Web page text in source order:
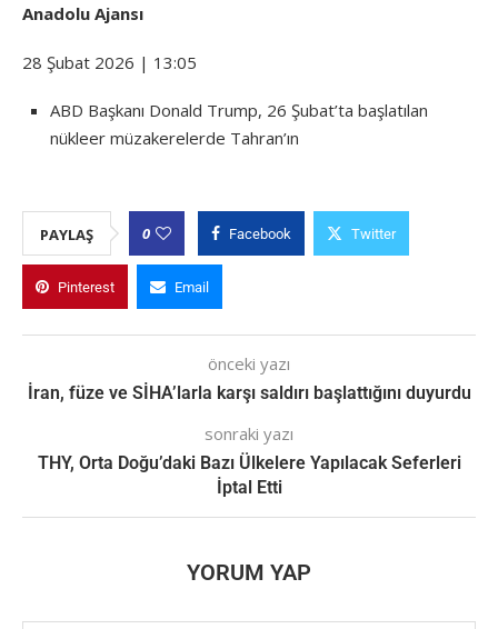
Anadolu Ajansı
28 Şubat 2026 | 13:05
ABD Başkanı Donald Trump, 26 Şubat’ta başlatılan
nükleer müzakerelerde Tahran’ın
PAYLAŞ 0 Facebook Twitter
Pinterest Email
önceki yazı
İran, füze ve SİHA’larla karşı saldırı başlattığını duyurdu
sonraki yazı
THY, Orta Doğu’daki Bazı Ülkelere Yapılacak Seferleri
İptal Etti
YORUM YAP